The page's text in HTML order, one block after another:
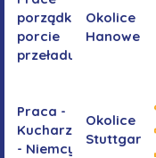
porządkowe w
porcie
przeładunkowym
Okolice
Hanoweru
Praca -
Kucharz/kucharka
- Niemcy
Okolice
Stuttgartu